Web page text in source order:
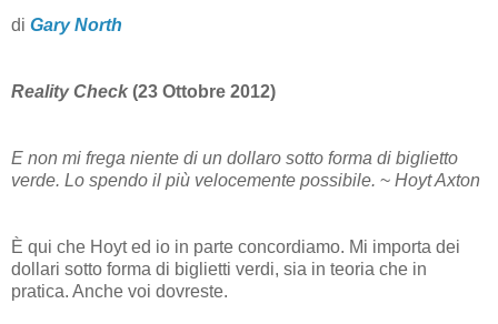
di Gary North
Reality Check (23 Ottobre 2012)
E non mi frega niente di un dollaro sotto forma di biglietto
verde. Lo spendo il più velocemente possibile. ~ Hoyt Axton
È qui che Hoyt ed io in parte concordiamo. Mi importa dei
dollari sotto forma di biglietti verdi, sia in teoria che in
pratica. Anche voi dovreste.